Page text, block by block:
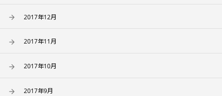
2017年12月
2017年11月
2017年10月
2017年9月